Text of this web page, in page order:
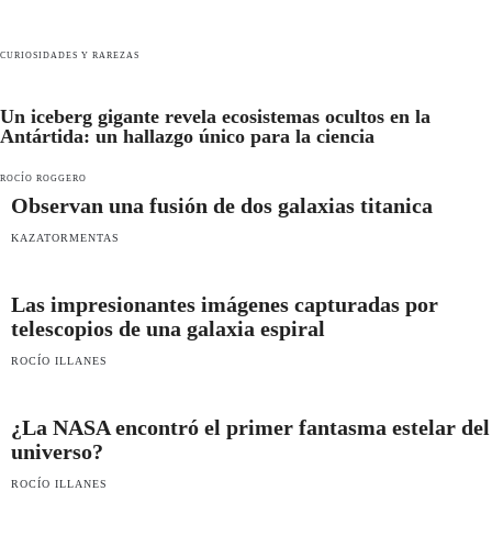
CURIOSIDADES Y RAREZAS
Un iceberg gigante revela ecosistemas ocultos en la
Antártida: un hallazgo único para la ciencia
ROCÍO ROGGERO
Observan una fusión de dos galaxias titanica
KAZATORMENTAS
Las impresionantes imágenes capturadas por
telescopios de una galaxia espiral
ROCÍO ILLANES
¿La NASA encontró el primer fantasma estelar del
universo?
ROCÍO ILLANES